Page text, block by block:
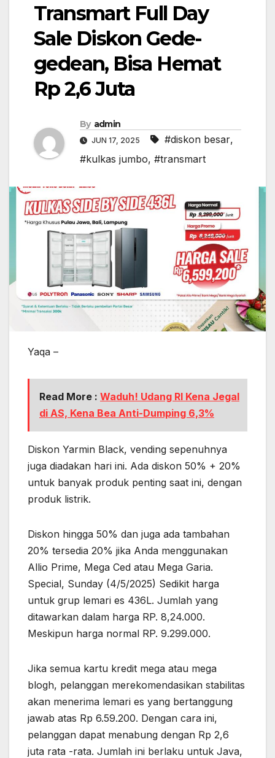
Transmart Full Day
Sale Diskon Gede-
gedean, Bisa Hemat
Rp 2,6 Juta
By admin
JUN 17, 2025 #diskon besar,
#kulkas jumbo, #transmart
Yaqa –
Read More : Waduh! Udang RI Kena Jegal
di AS, Kena Bea Anti-Dumping 6,3%
Diskon Yarmin Black, vending sepenuhnya
juga diadakan hari ini. Ada diskon 50% + 20%
untuk banyak produk penting saat ini, dengan
produk listrik.
Diskon hingga 50% dan juga ada tambahan
20% tersedia 20% jika Anda menggunakan
Allio Prime, Mega Ced atau Mega Garia.
Special, Sunday (4/5/2025) Sedikit harga
untuk grup lemari es 436L. Jumlah yang
ditawarkan dalam harga RP. 8,24.000.
Meskipun harga normal RP. 9.299.000.
Jika semua kartu kredit mega atau mega
blogh, pelanggan merekomendasikan stabilitas
akan menerima lemari es yang bertanggung
jawab atas Rp 6.59.200. Dengan cara ini,
pelanggan dapat menabung dengan Rp 2,6
juta rata -rata. Jumlah ini berlaku untuk Java,